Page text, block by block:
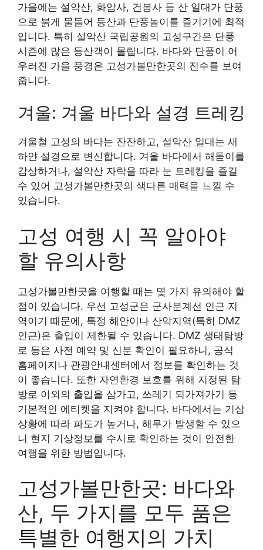
가을에는 설악산, 화암사, 건봉사 등 산 일대가 단풍
으로 붉게 물들어 등산과 단풍놀이를 즐기기에 최적
입니다. 특히 설악산 국립공원의 고성구간은 단풍
시즌에 많은 등산객이 몰립니다. 바다와 단풍이 어
우러진 가을 풍경은 고성가볼만한곳의 진수를 보여
줍니다.
겨울: 겨울 바다와 설경 트레킹
겨울철 고성의 바다는 잔잔하고, 설악산 일대는 새
하얀 설경으로 변신합니다. 겨울 바다에서 해돋이를
감상하거나, 설악산 자락을 따라 눈 트레킹을 즐길
수 있어 고성가볼만한곳의 색다른 매력을 느낄 수
있습니다.
고성 여행 시 꼭 알아야
할 유의사항
고성가볼만한곳을 여행할 때는 몇 가지 유의해야 할
점이 있습니다. 우선 고성군은 군사분계선 인근 지
역이기 때문에, 특정 해안이나 산악지역(특히 DMZ
인근)은 출입이 제한될 수 있습니다. DMZ 생태탐방
로 등은 사전 예약 및 신분 확인이 필요하니, 공식
홈페이지나 관광안내센터에서 정보를 확인하는 것
이 좋습니다. 또한 자연환경 보호를 위해 지정된 탐
방로 이외의 출입을 삼가고, 쓰레기 되가져가기 등
기본적인 에티켓을 지켜야 합니다. 바다에서는 기상
상황에 따라 파도가 높거나, 해무가 발생할 수 있으
니 현지 기상정보를 수시로 확인하는 것이 안전한
여행을 위한 방법입니다.
고성가볼만한곳: 바다와
산, 두 가지를 모두 품은
특별한 여행지의 가치